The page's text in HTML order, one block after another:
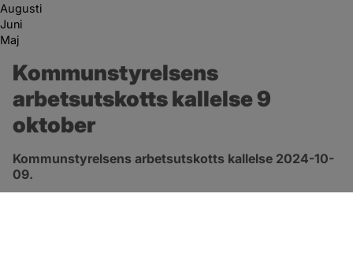
Augusti
Juni
Maj
Kommunstyrelsens
arbetsutskotts kallelse 9
oktober
Kommunstyrelsens arbetsutskotts kallelse 2024-10-
09.